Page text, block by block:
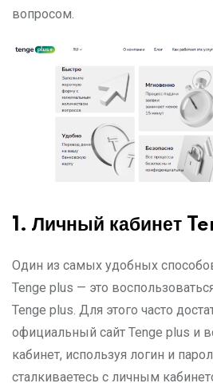
вопросом.
1. Личный кабинет
Один из самых удобных
Tenge plus — это
Tenge plus. Для этого часто
официальный сайт Tenge plus и
кабинет, используя логин и
сталкиваетесь с личным